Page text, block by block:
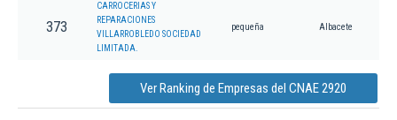
373
CARROCERIAS Y
REPARACIONES
VILLARROBLEDO SOCIEDAD
LIMITADA.
pequeña Albacete
Ver Ranking de Empresas del CNAE 2920